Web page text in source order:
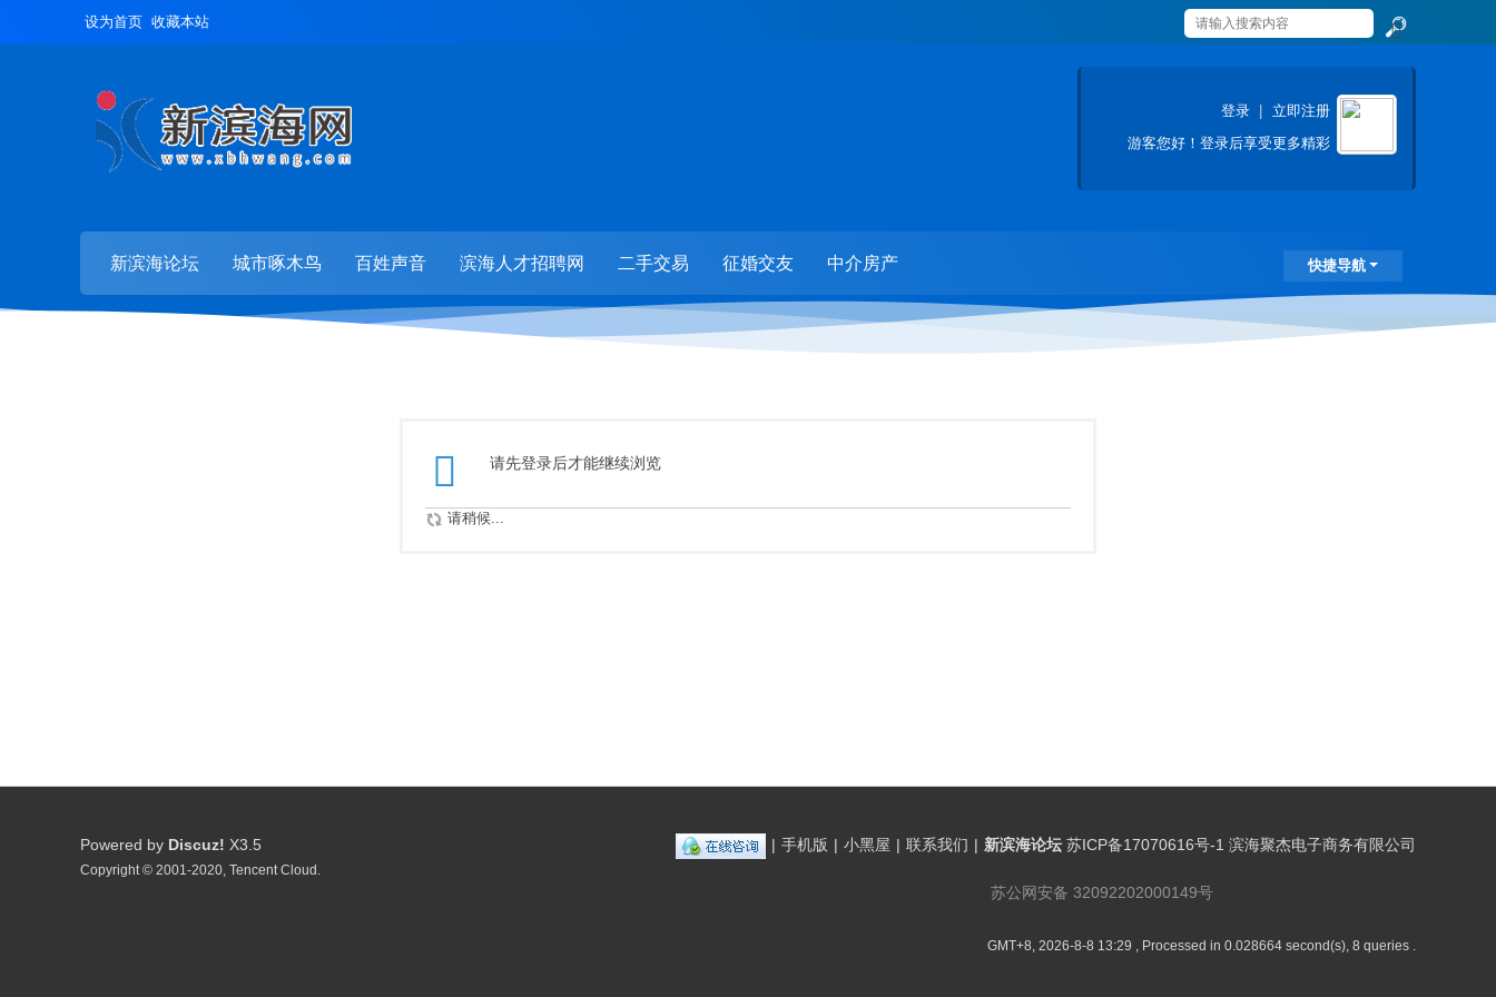
设为首页 收藏本站
索
登录
立即注册
游客您好！登录后享受更多精彩
快捷导航
新滨海论坛 城市啄木鸟 百姓声音 滨海人才招聘网 二手交易 征婚交友 中介房产
请先登录后才能继续浏览
请稍候...
| 手机版 | 小黑屋 | 联系我们 | 新滨海论坛 苏ICP备17070616号-1 滨海聚杰电子商务有限公司
苏公网安备 32092202000149号
GMT+8, 2026-8-8 13:29 , Processed in 0.028664 second(s), 8 queries .
Powered by Discuz! X3.5
Copyright © 2001-2020, Tencent Cloud.